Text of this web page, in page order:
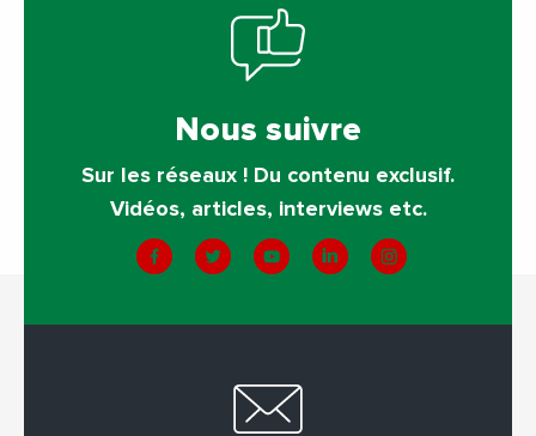
Nous suivre
Sur les réseaux ! Du contenu exclusif.
Vidéos, articles, interviews etc.